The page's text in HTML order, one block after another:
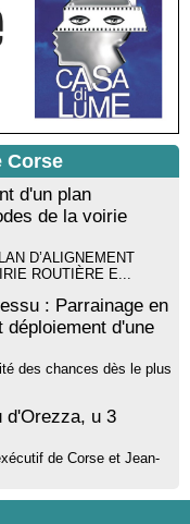
Annik Meschinet,
sonore, vocale,
di Santa Lucia di
peinture animé
di Santa Lucia di
Corse
d'un plan
de la voirie
D’ALIGNEMENT
ROUTIÈRE E...
: Parrainage en
déploiement d'une
des chances dès le plus
d'Orezza, u 3
de Corse et Jean-